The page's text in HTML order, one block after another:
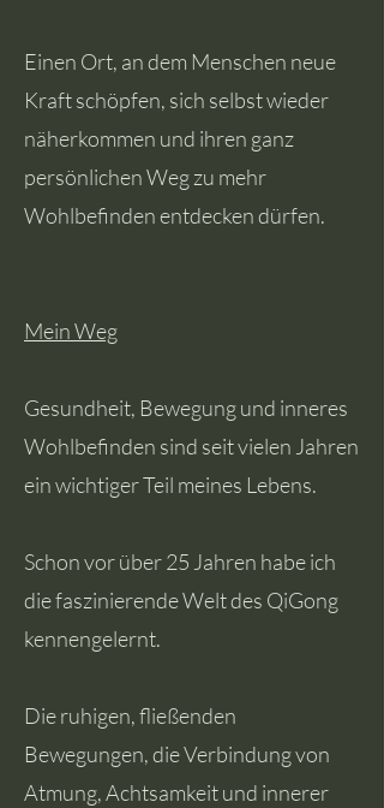
Einen Ort, an dem Menschen neue
Kraft schöpfen, sich selbst wieder
näherkommen und ihren ganz
persönlichen Weg zu mehr
Wohlbefinden entdecken dürfen.
Mein Weg
Gesundheit, Bewegung und inneres
Wohlbefinden sind seit vielen Jahren
ein wichtiger Teil meines Lebens.
Schon vor über 25 Jahren habe ich
die faszinierende Welt des QiGong
kennengelernt.
Die ruhigen, fließenden
Bewegungen, die Verbindung von
Atmung, Achtsamkeit und innerer